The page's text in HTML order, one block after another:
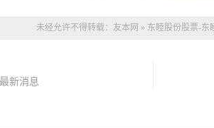
未经允许不得转载： 友本网 » 东睦股份股票-东
新消息